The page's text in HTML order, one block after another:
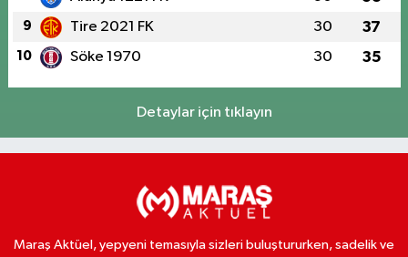
9 Tire 2021 FK 30 37
10 Söke 1970 30 35
Detaylar için tıklayın
Maraş Aktüel, yepyeni temasıyla sizleri buluştururken, sadelik ve